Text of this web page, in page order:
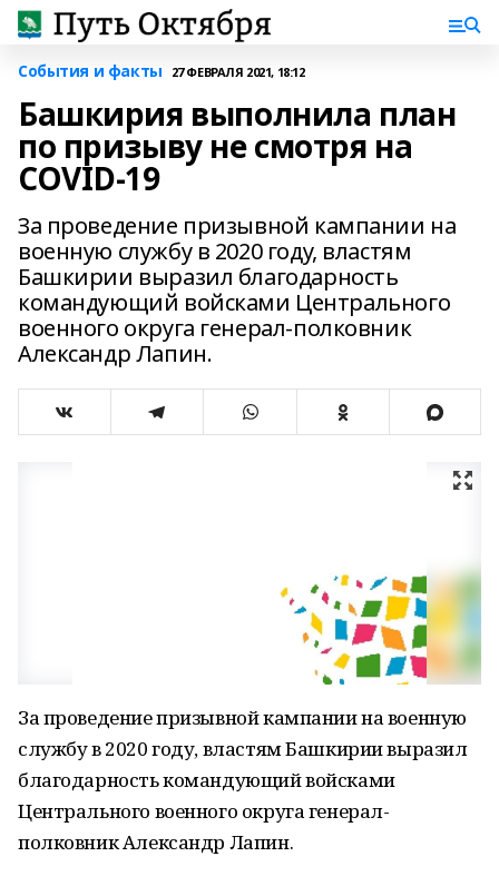
События и факты 27 ФЕВРАЛЯ 2021, 18:12
Башкирия выполнила план
по призыву не смотря на
COVID-19
За проведение призывной кампании на
военную службу в 2020 году, властям
Башкирии выразил благодарность
командующий войсками Центрального
военного округа генерал-полковник
Александр Лапин.
За проведение призывной кампании на военную
службу в 2020 году, властям Башкирии выразил
благодарность командующий войсками
Центрального военного округа генерал-
полковник Александр Лапин.